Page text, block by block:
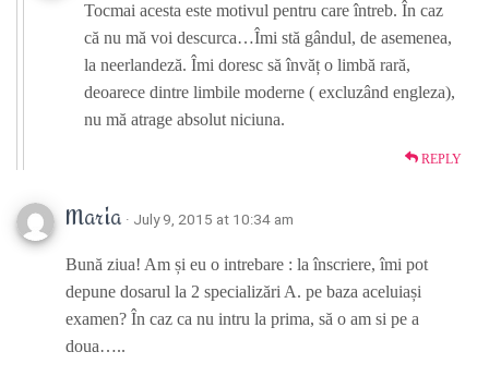
Tocmai acesta este motivul pentru care întreb. În caz
că nu mă voi descurca…Îmi stă gândul, de asemenea,
la neerlandeză. Îmi doresc să învăț o limbă rară,
deoarece dintre limbile moderne ( excluzând engleza),
nu mă atrage absolut niciuna.
REPLY
Maria · July 9, 2015 at 10:34 am
Bună ziua! Am și eu o intrebare : la înscriere, îmi pot
depune dosarul la 2 specializări A. pe baza aceluiași
examen? În caz ca nu intru la prima, să o am si pe a
doua…..